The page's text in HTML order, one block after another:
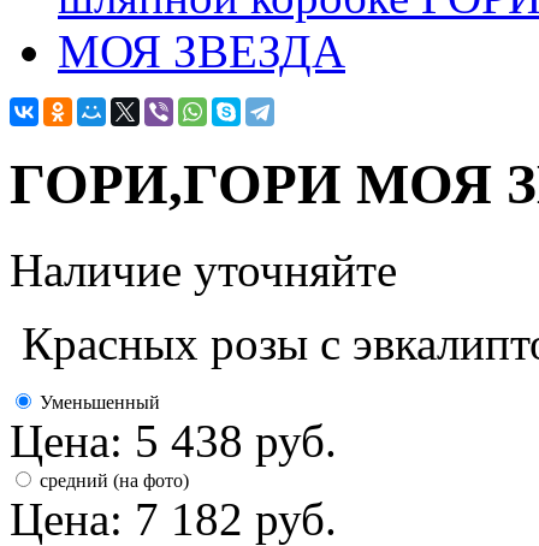
ГОРИ,ГОРИ МОЯ
Наличие уточняйте
Красных розы с
Уменьшенный
Цена: 5 438 руб.
средний (на фото)
Цена: 7 182 руб.